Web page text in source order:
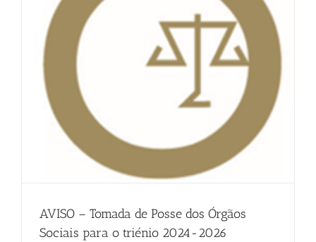
AVISO – Tomada de Posse dos Órgãos
Sociais para o triénio 2024-2026